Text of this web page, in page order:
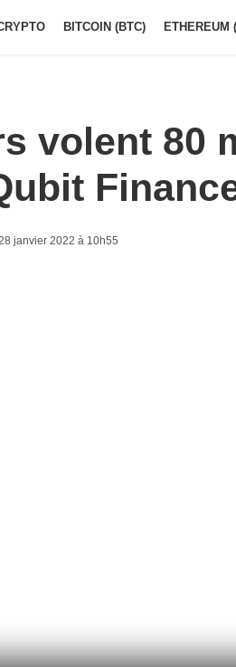
BITCOIN (BTC) ETHEREUM
volent 80
janvier 2022 à 10h55